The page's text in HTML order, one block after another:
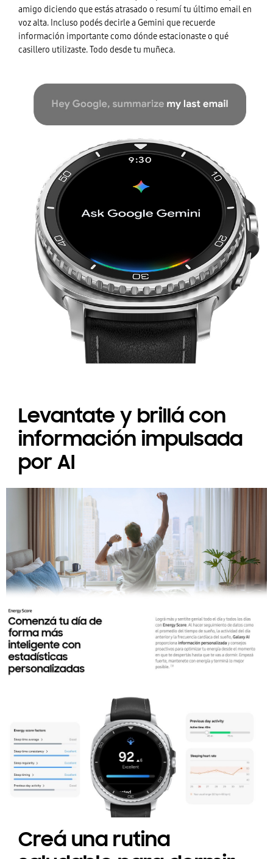
amigo diciendo que estás atrasado o resumí tu último email en
voz alta. Incluso podés decirle a Gemini que recuerde
información importante como dónde estacionaste o qué
casillero utilizaste. Todo desde tu muñeca.
Levantate y brillá con
información impulsada
por AI
Creá una rutina